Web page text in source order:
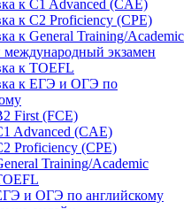
к C1 Advanced (CAE)
к C2 Proficiency (CPE)
к General Training/Academic
экзамен
к TOEFL
к ЕГЭ и ОГЭ по
First (FCE)
Advanced (CAE)
Proficiency (CPE)
Training/Academic
и ОГЭ по английскому